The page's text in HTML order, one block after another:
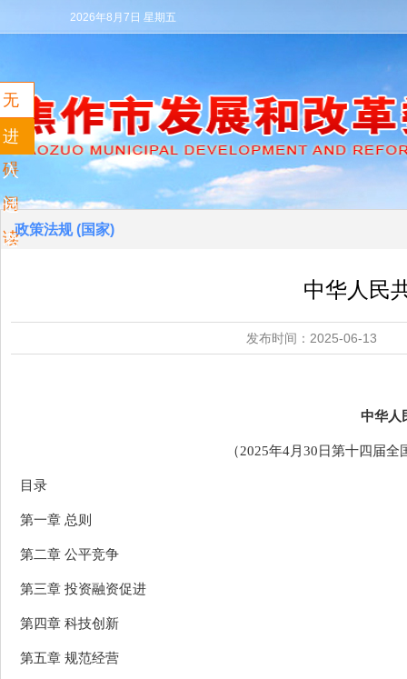
2026年8月7日 星期五
无
障
碍
阅
读
进
入
适
老
政策法规 (国家)
中华人民
发布时间：2025-
中华人
（2025年4月30日第十四届
目录
第一章 总则
第二章 公平竞争
第三章 投资融资促进
第四章 科技创新
第五章 规范经营